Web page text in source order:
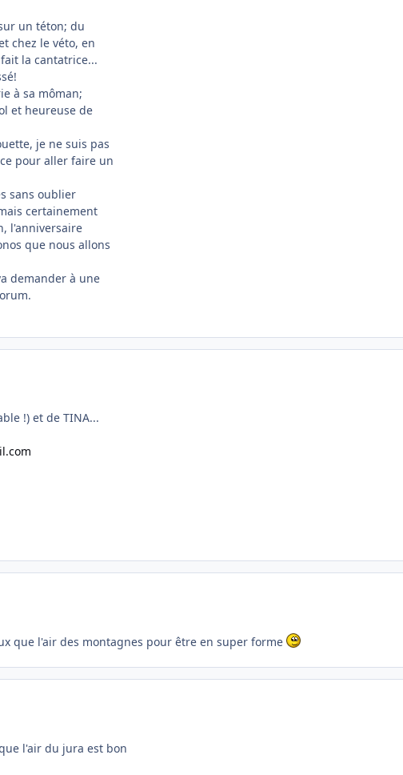
un téton; du
chez le véto, en
la cantatrice...
à sa môman;
et heureuse de
je ne suis pas
pour aller faire un
sans oublier
certainement
l'anniversaire
que nous allons
demander à une
!) et de TINA...
que l'air des montagnes pour être en super forme
l'air du jura est bon